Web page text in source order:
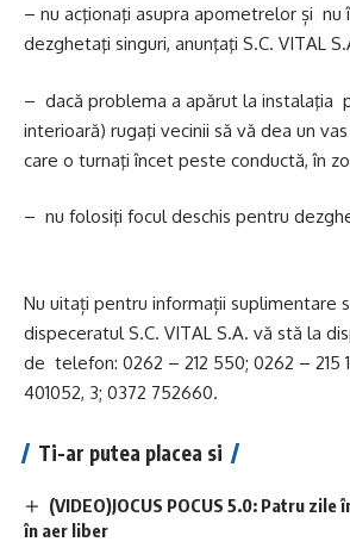
– nu acţionaţi asupra apometrelor și nu
dezghetaţi singuri, anunţaţi S.C. VITAL
– dacă problema a apărut la instalaţia
interioară) rugaţi vecinii să vă dea un
care o turnaţi încet peste conductă, în
– nu folosiţi focul deschis pentru
Nu uitați pentru informații suplimentare
dispeceratul S.C. VITAL S.A. vă stă la
de telefon: 0262 – 212 550; 0262 – 215
401052, 3; 0372 752660.
Ti-ar putea placea si
(VIDEO)JOCUS POCUS 5.0: Patru zile
în aer liber